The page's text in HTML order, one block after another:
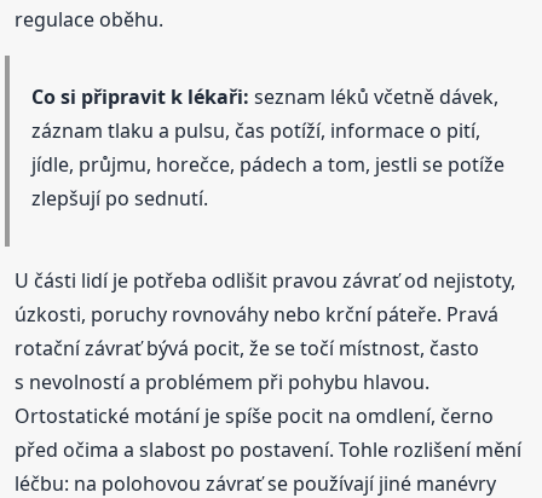
regulace oběhu.
Co si připravit k lékaři: seznam léků včetně dávek,
záznam tlaku a pulsu, čas potíží, informace o pití,
jídle, průjmu, horečce, pádech a tom, jestli se potíže
zlepšují po sednutí.
U části lidí je potřeba odlišit pravou závrať od nejistoty,
úzkosti, poruchy rovnováhy nebo krční páteře. Pravá
rotační závrať bývá pocit, že se točí místnost, často
s nevolností a problémem při pohybu hlavou.
Ortostatické motání je spíše pocit na omdlení, černo
před očima a slabost po postavení. Tohle rozlišení mění
léčbu: na polohovou závrať se používají jiné manévry